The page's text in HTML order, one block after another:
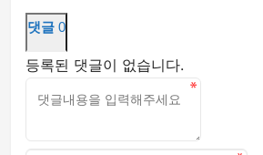
댓글 0
등록된 댓글이 없습니다.